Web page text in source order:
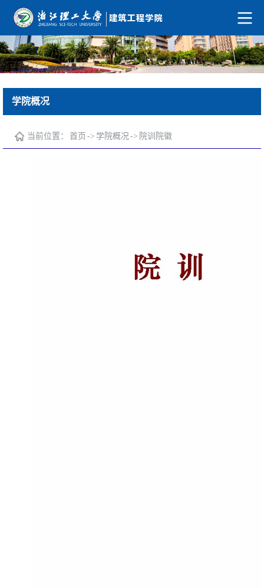
学院概况
当前位置： 首页 -> 学院概况-> 院训院徽